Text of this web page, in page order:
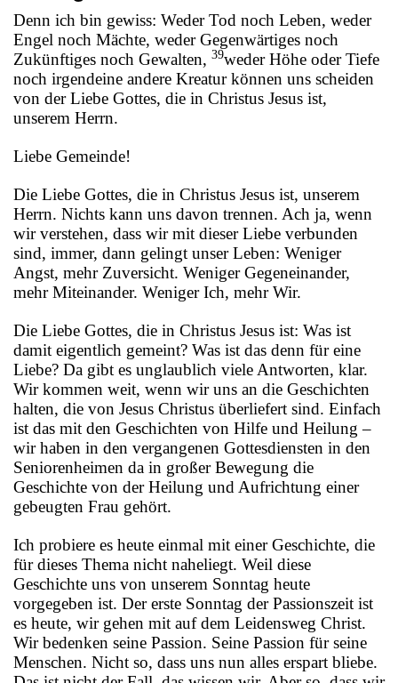
Denn ich bin gewiss: Weder Tod noch Leben, weder
Engel noch Mächte, weder Gegenwärtiges noch
Zukünftiges noch Gewalten, 39weder Höhe oder Tiefe
noch irgendeine andere Kreatur können uns scheiden
von der Liebe Gottes, die in Christus Jesus ist,
unserem Herrn.
Liebe Gemeinde!
Die Liebe Gottes, die in Christus Jesus ist, unserem
Herrn. Nichts kann uns davon trennen. Ach ja, wenn
wir verstehen, dass wir mit dieser Liebe verbunden
sind, immer, dann gelingt unser Leben: Weniger
Angst, mehr Zuversicht. Weniger Gegeneinander,
mehr Miteinander. Weniger Ich, mehr Wir.
Die Liebe Gottes, die in Christus Jesus ist: Was ist
damit eigentlich gemeint? Was ist das denn für eine
Liebe? Da gibt es unglaublich viele Antworten, klar.
Wir kommen weit, wenn wir uns an die Geschichten
halten, die von Jesus Christus überliefert sind. Einfach
ist das mit den Geschichten von Hilfe und Heilung –
wir haben in den vergangenen Gottesdiensten in den
Seniorenheimen da in großer Bewegung die
Geschichte von der Heilung und Aufrichtung einer
gebeugten Frau gehört.
Ich probiere es heute einmal mit einer Geschichte, die
für dieses Thema nicht naheliegt. Weil diese
Geschichte uns von unserem Sonntag heute
vorgegeben ist. Der erste Sonntag der Passionszeit ist
es heute, wir gehen mit auf dem Leidensweg Christ.
Wir bedenken seine Passion. Seine Passion für seine
Menschen. Nicht so, dass uns nun alles erspart bliebe.